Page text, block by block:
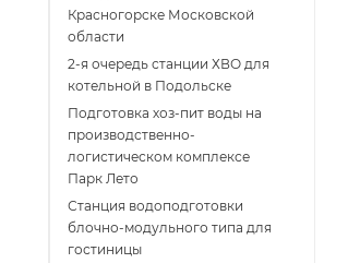
Красногорске Московской
области
2-я очередь станции ХВО для
котельной в Подольске
Подготовка хоз-пит воды на
производственно-
логистическом комплексе
Парк Лето
Станция водоподготовки
блочно-модульного типа для
гостиницы